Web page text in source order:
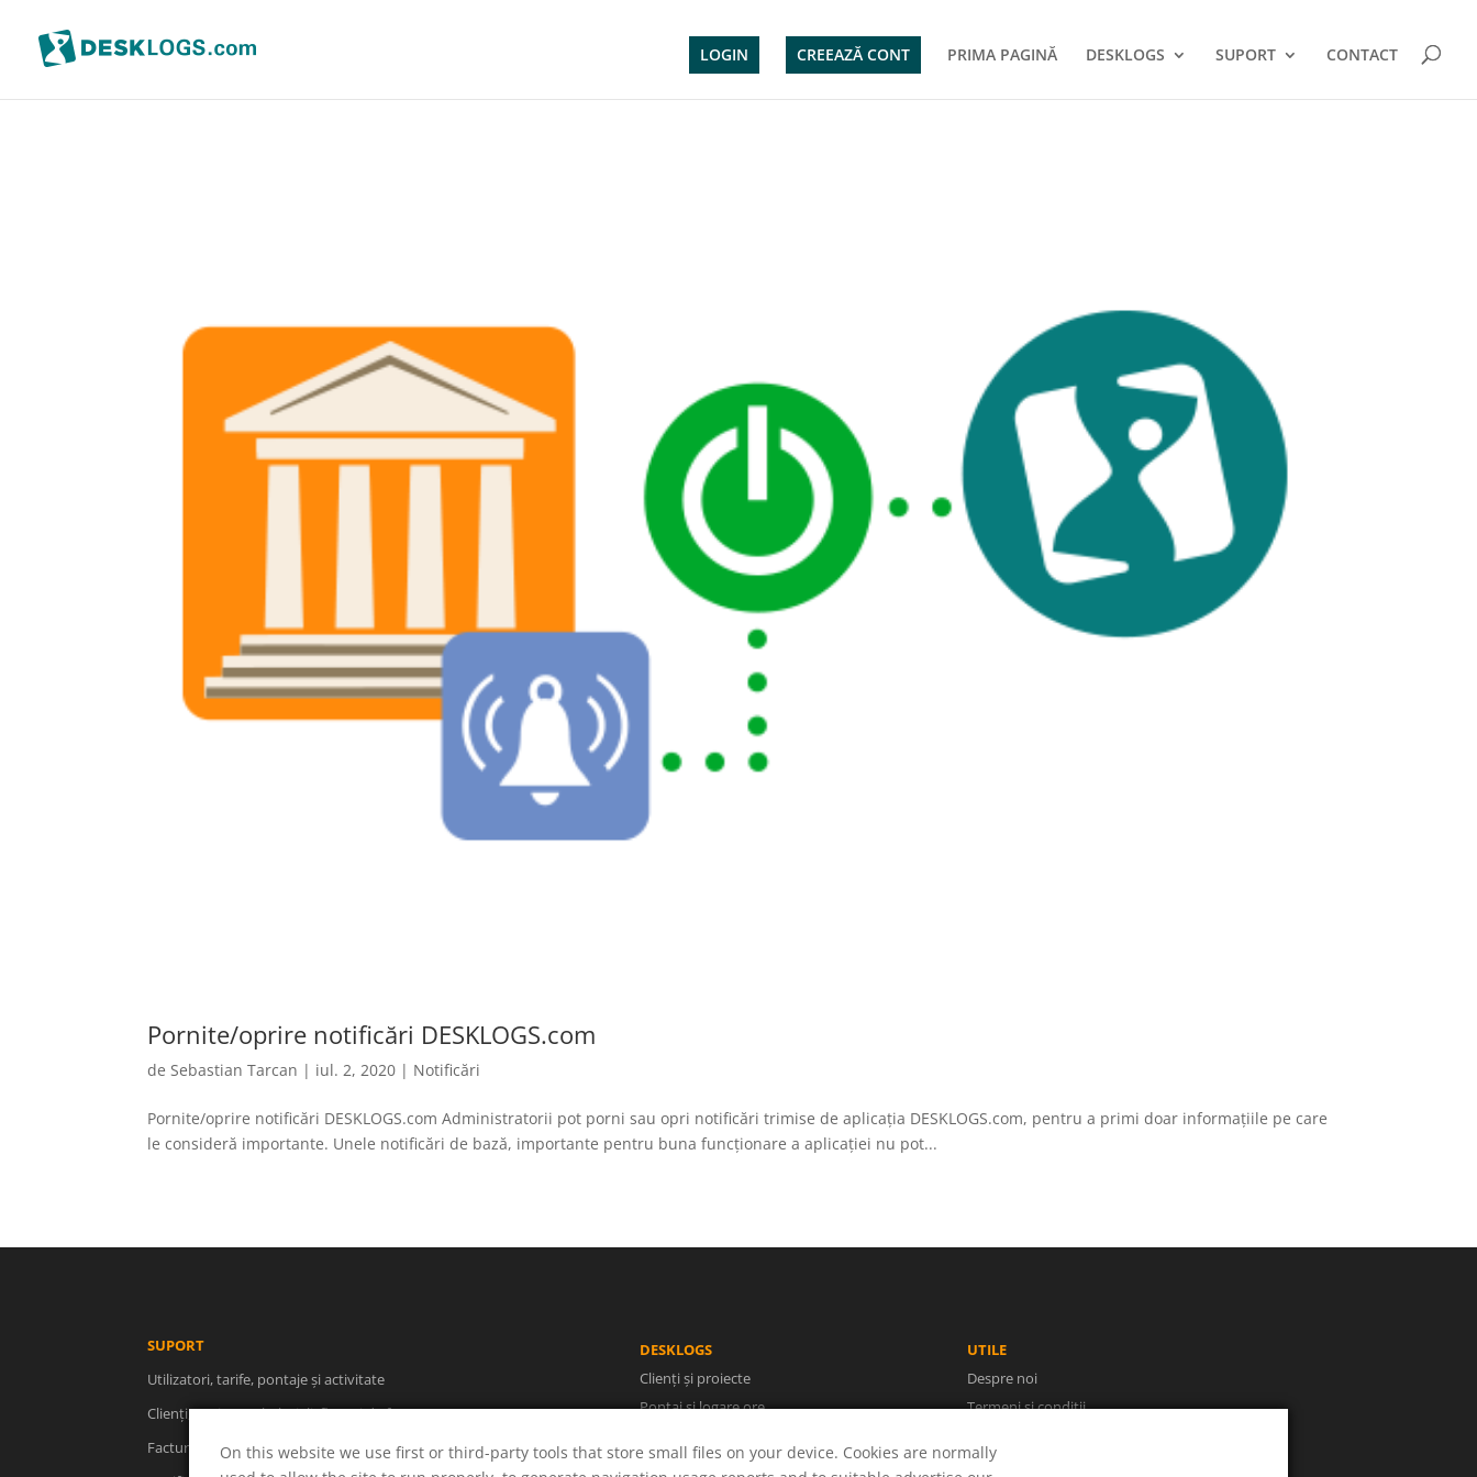
LOGIN CREEAZĂ CONT PRIMA PAGINĂ DESKLOGS SUPORT CONTACT
Pornite/oprire notificări DESKLOGS.com
de Sebastian Tarcan | iul. 2, 2020 | Notificări
Pornite/oprire notificări DESKLOGS.com Administratorii pot porni sau opri notificări trimise de aplicația DESKLOGS.com, pentru a primi doar informațiile pe care
le consideră importante. Unele notificări de bază, importante pentru buna funcționare a aplicației nu pot...
SUPORT
Utilizatori, tarife, pontaje și activitate
Clienți, proiecte, cheltuieli, fluxuri de facturare
Facturare, rapoarte, descărcări, concedii
DESKLOGS
Clienți și proiecte
Pontaj și logare ore
Utilizatori și concedii
UTILE
Despre noi
Termeni și condiții
ANPC
On this website we use first or third-party tools that store small files on your device. Cookies are normally